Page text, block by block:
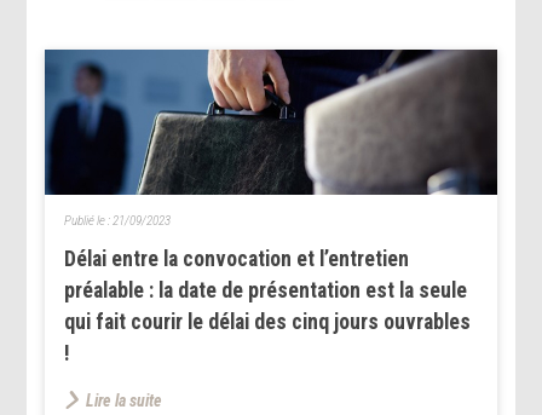
Délai entre la convocation et l’entretien
préalable : la date de présentation est la seule
qui fait courir le délai des cinq jours ouvrables
!
Publié le : 21/09/2023
Lire la suite